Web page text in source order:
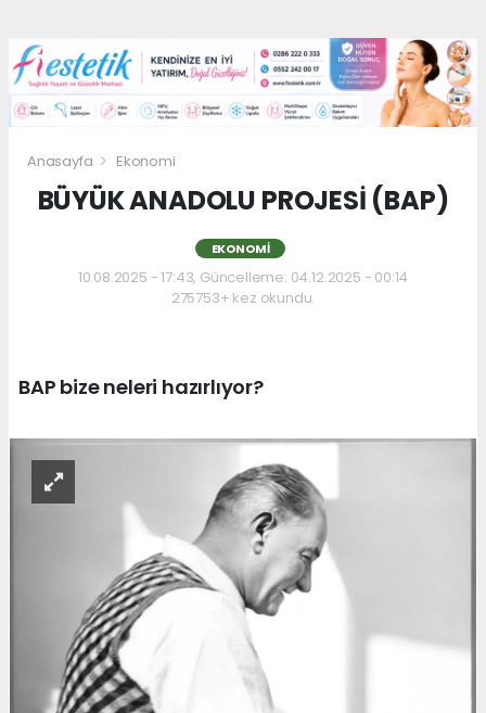
Anasayfa Ekonomi
BÜYÜK ANADOLU PROJESİ (BAP)
EKONOMI
10.08.2025 - 17:43, Güncelleme: 04.12.2025 - 00:14
275753+ kez okundu.
BAP bize neleri hazırlıyor?